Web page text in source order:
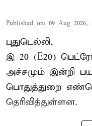
Published on: 09 Aug 2026,
புதுடெல்லி,
இ 20 (E20)
அச்சமும் இன்றி
பொதுத்துறை
தெரிவித்துள்ளன.